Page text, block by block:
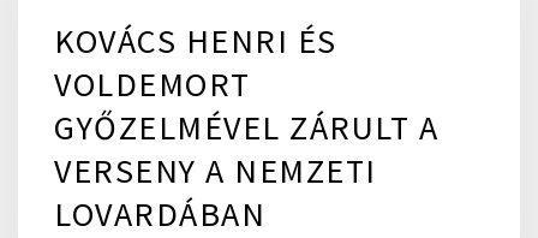
KOVÁCS HENRI ÉS
VOLDEMORT
GYŐZELMÉVEL ZÁRULT A
VERSENY A NEMZETI
LOVARDÁBAN